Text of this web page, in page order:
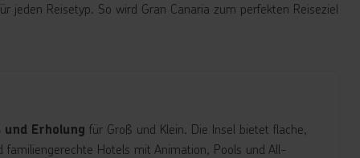
jeden Reisetyp. So wird Gran Canaria zum perfekten Reiseziel
Erholung für Groß und Klein. Die Insel bietet flache,
familiengerechte Hotels mit Animation, Pools und All-